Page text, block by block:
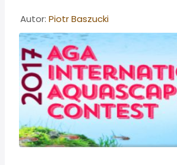
Informacje o artykule
Autor: Piotr Baszucki